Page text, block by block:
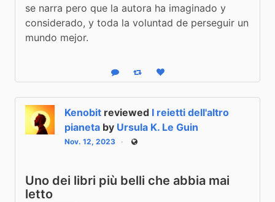
se narra pero que la autora ha imaginado y
considerado, y toda la voluntad de perseguir un
mundo mejor.
Reply Boost statusLike status
Kenobit reviewed I reietti dell'altro
pianeta by Ursula K. Le Guin
Nov. 12, 2023 Public
Uno dei libri più belli che abbia mai
letto